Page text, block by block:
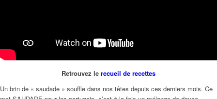
Retrouvez le recueil de recettes
Un brin de « saudade » souffle dans nos têtes depuis ces derniers mois. Ce